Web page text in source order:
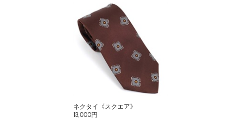
ネクタイ《スクエア》
13,000円